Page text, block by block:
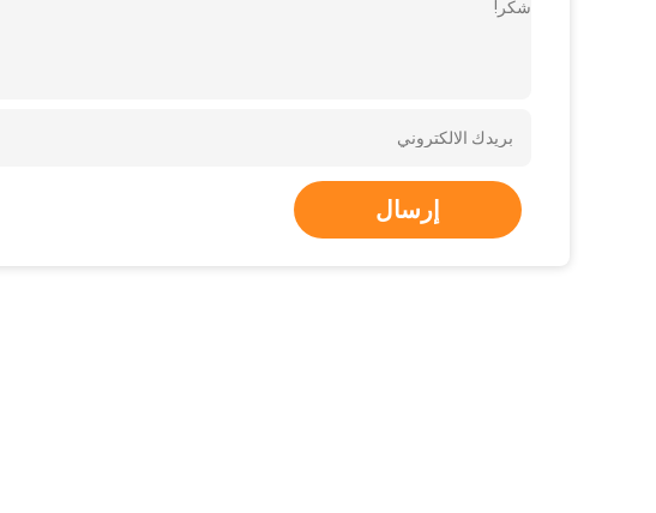
شكر!
إرسال